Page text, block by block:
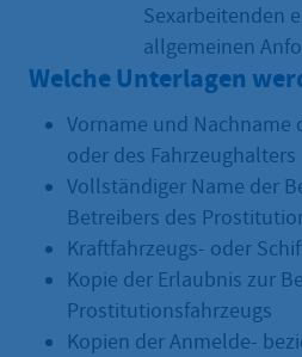
Sexarbeitenden
allgemeinen
Welche Unterlagen
Vorname und Nachname
oder des Fahrzeughalters
Vollständiger Name der
Betreibers des
Kraftfahrzeugs- oder
Kopie der Erlaubnis zur
Prostitutionsfahrzeugs
Kopien der Anmelde-